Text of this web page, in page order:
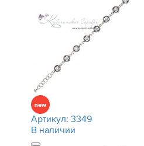
Артикул: 3349
В наличии